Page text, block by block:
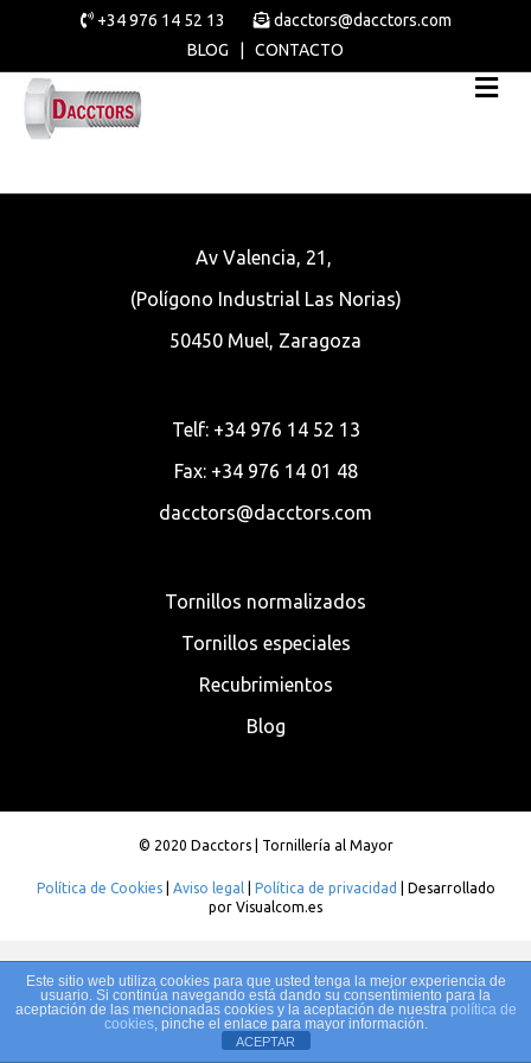
+34 976 14 52 13
dacctors@dacctors.com
BLOG
CONTACTO
Av Valencia, 21,
(Polígono Industrial Las Norias)
50450 Muel, Zaragoza
Telf: +34 976 14 52 13
Fax: +34 976 14 01 48
dacctors@dacctors.com
Tornillos normalizados
Tornillos especiales
Recubrimientos
Blog
© 2020 Dacctors | Tornillería al Mayor
Política de Cookies| Aviso legal| Política de privacidad
| Desarrollado
por Visualcom.es
Este sitio web utiliza cookies para que usted tenga la mejor experiencia de
usuario. Si continúa navegando está dando su consentimiento para la
aceptación de las mencionadas cookies y la aceptación de nuestra política de
cookies, pinche el enlace para mayor información.
ACEPTAR